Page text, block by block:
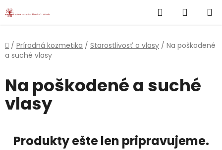
Prejsť
na
Hľadať
KOŠÍK
Domov
/ Prírodná kozmetika / Starostlivosť o vlasy / Na poškodené
a suché vlasy
Na poškodené a suché
vlasy
Produkty ešte len pripravujeme.